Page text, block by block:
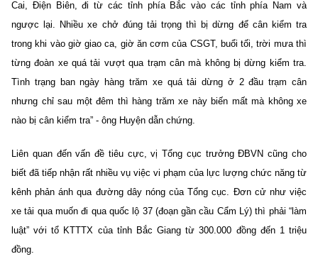
Cai, Điện Biên, đi từ các tỉnh phía Bắc vào các tỉnh phía Nam và
ngược lại. Nhiều xe chở đúng tải trọng thì bị dừng để cân kiểm tra
trong khi vào giờ giao ca, giờ ăn cơm của CSGT, buổi tối, trời mưa thì
từng đoàn xe quá tải vượt qua trạm cân mà không bị dừng kiểm tra.
Tình trạng ban ngày hàng trăm xe quá tải dừng ở 2 đầu trạm cân
nhưng chỉ sau một đêm thì hàng trăm xe này biến mất mà không xe
nào bị cân kiểm tra” - ông Huyện dẫn chứng.
Liên quan đến vấn đề tiêu cực, vị Tổng cục trưởng ĐBVN cũng cho
biết đã tiếp nhận rất nhiều vụ việc vi phạm của lực lượng chức năng từ
kênh phản ánh qua đường dây nóng của Tổng cục. Đơn cử như việc
xe tải qua muốn đi qua quốc lộ 37 (đoạn gần cầu Cẩm Lý) thì phải “làm
luật” với tổ KTTTX của tỉnh Bắc Giang từ 300.000 đồng đến 1 triệu
đồng.